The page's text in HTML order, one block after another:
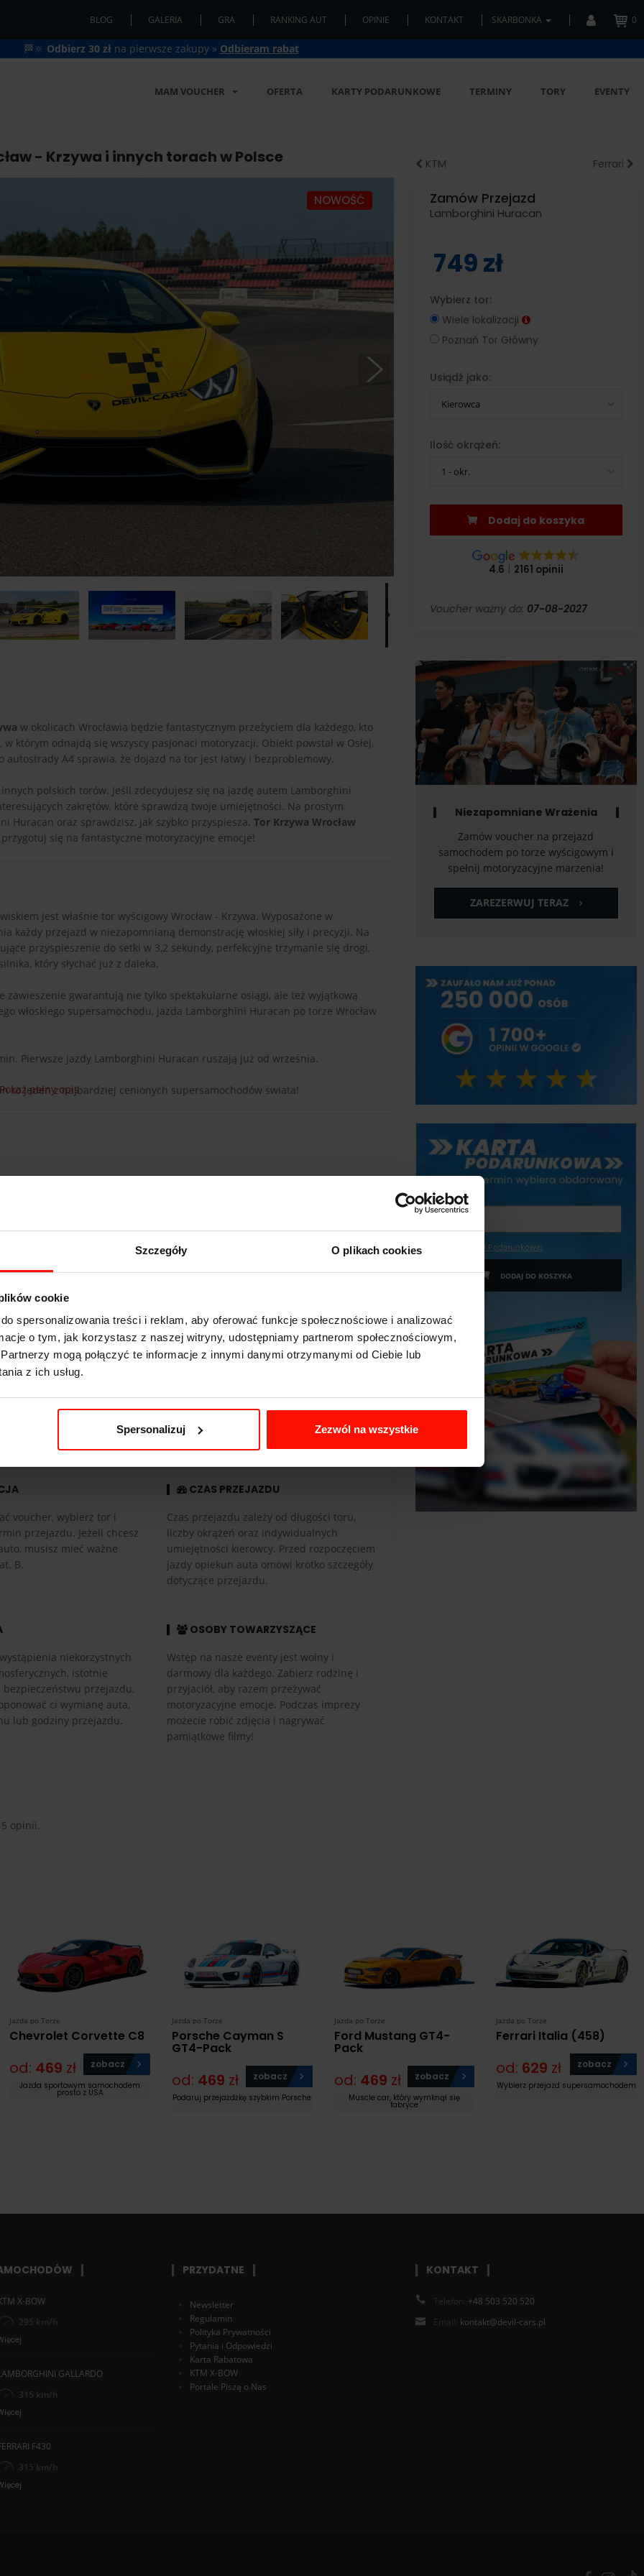
Szczegóły O plikach cookies
cookie
spersonalizowania treści i reklam, aby oferować funkcje społecznościowe i analizować
o tym, jak korzystasz z naszej witryny, udostępniamy partnerom społecznościowym,
mogą połączyć te informacje z innymi danymi otrzymanymi od Ciebie lub
z ich usług.
Spersonalizuj Zezwól na wszystkie
BLOG GALERIA GRA RANKING AUT OPINIE KONTAKT SKARBONKA 0
🏁🔆 Odbierz 30 zł na pierwsze zakupy » Odbieram rabat
MAM VOUCHER OFERTA KARTY PODARUNKOWE TERMINY TORY EVENTY
- Krzywa i innych torach w Polsce
NOWOŚĆ
w okolicach Wrocławia będzie fantastycznym przeżyciem dla każdego, kto
którym odnajdą się wszyscy pasjonaci motoryzacji. Obiekt powstał w Osłej,
autostrady A4 sprawia, że dojazd na tor jest łatwy i bezproblemowy.
polskich torów. Jeśli zdecydujesz się na jazdę autem Lamborghini
zakrętów, które sprawdzą twoje umiejętności. Na prostym
Huracan oraz sprawdzisz, jak szybko przyspiesza. Tor Krzywa Wrocław
się na fantastyczne motoryzacyjne emocje!
jest właśnie tor wyścigowy Wrocław - Krzywa. Wyposażone w
każdy przejazd w niezapomnianą demonstrację włoskiej siły i precyzji. Na
przyspieszenie do setki w 3,2 sekundy, perfekcyjne trzymanie się drogi,
który słychać już z daleka.
zawieszenie gwarantują nie tylko spektakularne osiągi, ale też wyjątkową
włoskiego supersamochodu, jazda Lamborghini Huracan po torze Wrocław
Pierwsze jazdy Lamborghini Huracan ruszają już od września.
to jeden z najbardziej cenionych supersamochodów świata!
Pokaż pełny opis
325km/h
631KM
1422kg
4x4
5.2 l
voucher, wybierz tor i
przejazdu. Jeżeli chcesz
musisz mieć ważne
B.
CZAS PRZEJAZDU
Czas przejazdu zależy od długości toru,
liczby okrążeń oraz indywidualnych
umiejętności kierowcy. Przed rozpoczęciem
jazdy opiekun auta omówi krótko szczegóły
dotyczące przejazdu.
niekorzystnych
istotnie
bezpieczeństwu przejazdu,
ci wymianę auta,
lub godziny przejazdu.
OSOBY TOWARZYSZĄCE
Wstęp na nasze eventy jest wolny i
darmowy dla każdego. Zabierz rodzinę i
przyjaciół, aby razem przeżywać
motoryzacyjne emocje. Podczas imprezy
możecie robić zdjęcia i nagrywać
pamiątkowe filmy!
opinii.
KTM Ferrari
Zamów Przejazd
Lamborghini Huracan
749 zł
Wybierz tor:
Wiele lokalizacji
Poznań Tor Główny
Usiądź jako:
Kierowca
Ilość okrążeń:
1 - okr.
Dodaj do koszyka
4.6 2161 opinii
Voucher ważny do: 07-08-2027
Niezapomniane Wrażenia
Zamów voucher na przejazd
samochodem po torze wyścigowym i
spełnij motoryzacyjne marzenia!
ZAREZERWUJ TERAZ
Wpisz kwotę
Więcej o Karcie Podarunkowej
DODAJ DO KOSZYKA
Jazda po Torze
Chevrolet Corvette C8
od: 469 zł zobacz
Jazda sportowym samochodem
prosto z USA
Jazda po Torze
Porsche Cayman S
GT4-Pack
od: 469 zł zobacz
Podaruj przejażdżkę szybkim Porsche
Jazda po Torze
Ford Mustang GT4-
Pack
od: 469 zł zobacz
Muscle car, który wymknął się
fabryce
Jazda po Torze
Ferrari Italia (458)
od: 629 zł zobacz
Wybierz przejazd supersamochodem
X-BOW
295 km/h
GALLARDO
315 km/h
F430
315 km/h
PRZYDATNE
Newsletter
Regulamin
Polityka Prywatności
Pytania i Odpowiedzi
Karta Rabatowa
KTM X-BOW
Portale Piszą o Nas
KONTAKT
Telefon: +48 503 520 520
Email: kontakt@devil-cars.pl